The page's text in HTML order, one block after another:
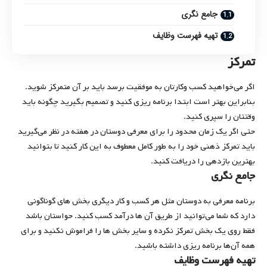
جامع نگری
تهیه فهرست وظایف
تمرکز
اگر می‌خواهید کسب‌ وکارتان به موفقیت برسد باید بر آن متمرکز شوید.
بنابراین بهتر است ابتدا برنامه ریزی کنید و تصمیم بگیرید چگونه باید
وقتتان را سپری کنید.
حتی اگر یک زمان محدود را برای معرفی دوستان در هفته در نظر می‌گیرید
باید تمرکز ذهنی خود را به طور کامل معطوف به این کار کنید تا بتوانید
بهترین بازدهی را دریافت کنید.
جامع نگری
برنامه معرفی به دوستان مثل هر کسب و کار دیگری بخش های گوناگونی
دارد که شما می‌توانید از طریق آن ها درآمد کسب کنید. حواستان باشد
فقط روی یک بخش تمرکز نکرده و سایر بخش ها را فراموش نکنید و برای
همه آن‌ها برنامه ریزی داشته باشید.
تهیه فهرست وظایف